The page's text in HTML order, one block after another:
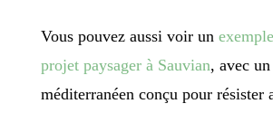
Vous pouvez aussi voir un
projet paysager à Sauvian, avec
méditerranéen conçu pour résister